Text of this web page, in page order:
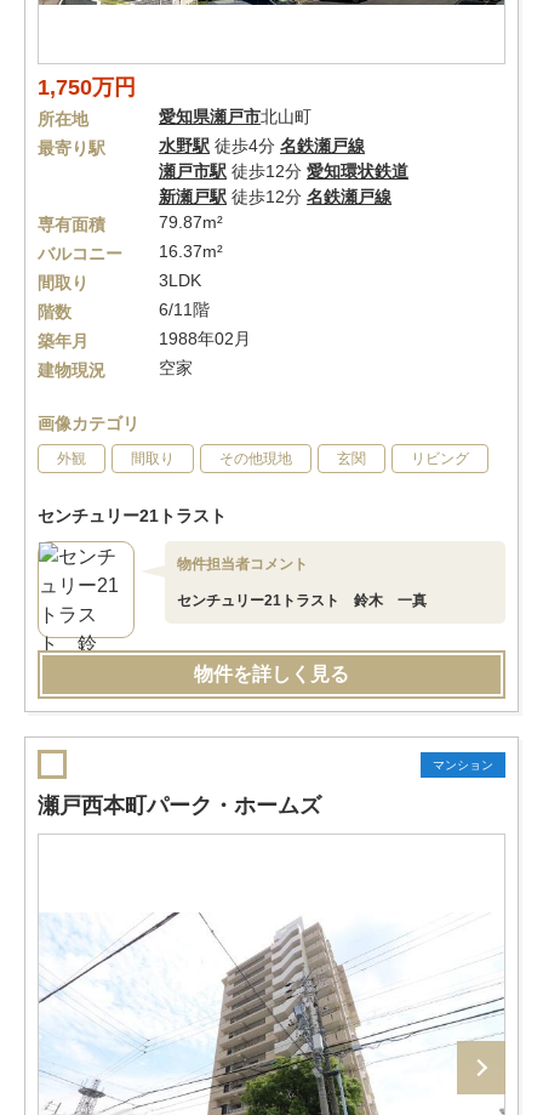
1,750万円
所在地 愛知県瀬戸市北山町
最寄り駅
水野駅 徒歩4分 名鉄瀬戸線
瀬戸市駅 徒歩12分 愛知環状鉄道
新瀬戸駅 徒歩12分 名鉄瀬戸線
専有面積
79.87m²
バルコニー
16.37m²
間取り
3LDK
階数
6/11階
築年月
1988年02月
建物現況
空家
画像カテゴリ
外観 間取り その他現地 玄関 リビング
センチュリー21トラスト
物件担当者コメント
センチュリー21トラスト 鈴木 一真
物件を詳しく見る
マンション
瀬戸西本町パーク・ホームズ